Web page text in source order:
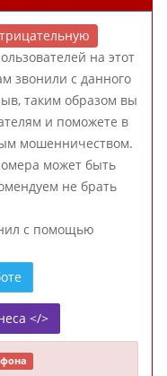
на этот
звонили с данного
таким образом вы
и поможете в
мошенничеством.
может быть
не брать
с помощью
</>